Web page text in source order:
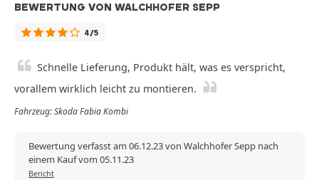
BEWERTUNG VON WALCHHOFER SEPP
4/5
Schnelle Lieferung, Produkt hält, was es verspricht,
vorallem wirklich leicht zu montieren.
Fahrzeug: Skoda Fabia Kombi
Bewertung verfasst am 06.12.23 von Walchhofer Sepp nach
einem Kauf vom 05.11.23
Bericht